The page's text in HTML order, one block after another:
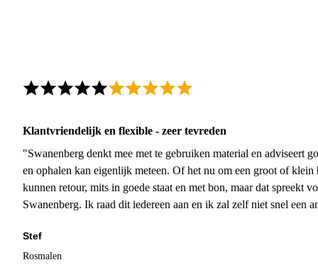
Klantvriendelijk en flexible - zeer tevreden
"Swanenberg denkt mee met te gebruiken material en adviseert
en ophalen kan eigenlijk meteen. Of het nu om een groot of
kunnen retour, mits in goede staat en met bon, maar dat spreekt
Swanenberg. Ik raad dit iedereen aan en ik zal zelf niet snel een
Stef
Rosmalen